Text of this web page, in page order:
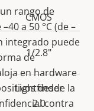
rango de
a 50 °C (de –
integrado puede
de
en hardware
desde la
contra
CMOS
1/2.8"
Lightfinder
2.0